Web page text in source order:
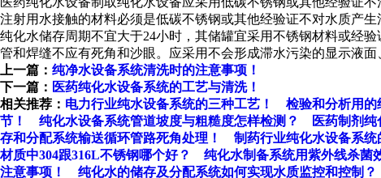
注射用水接触的材料必须是低碳不锈钢或其他经验证不对水质产
纯化水储存周期不宜大于24小时，其储罐宜采用不锈钢材料或经
管和焊缝不应有死角和沙眼。应采用不会形成滞水污染的显示液
上一篇： 纯净水设备系统清洗时的注意事项！
下一篇： 医药纯化水设备系统的工艺与清洗！
相关推荐： 电力行业纯水设备系统的三种工艺！ 检验和分析用的
节！
纯化水设备系统管道坡度与粗糙度怎样检测？ 医药制剂
存和分配系统输送循环管路死角处理！
制药行业纯化水设备系统
材质中304跟316L不锈钢哪个好？
纯化水制备系统用紫外线杀菌
注意事项！
纯化水的储存及分配系统如何实现水质监控和控制？